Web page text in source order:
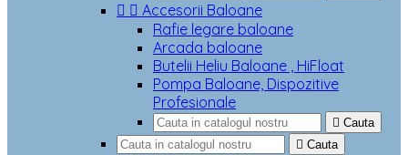
  Accesorii Baloane
Rafie legare baloane
Arcada baloane
Butelii Heliu Baloane , HiFloat
Pompa Baloane, Dispozitive
Profesionale
 Cauta
 Cauta